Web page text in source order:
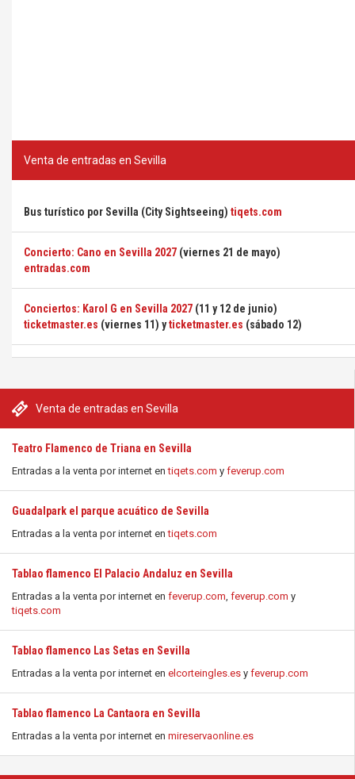
Venta de entradas en Sevilla
Teatro Flamenco de Triana en Sevilla
Entradas a la venta por internet entiqets.com y feverup.com
Guadalpark el parque acuático de Sevilla
Entradas a la venta por internet entiqets.com
Tablao flamenco El Palacio Andaluz en Sevilla
Entradas a la venta por internet en feverup.com, feverup.com y
tiqets.com
Tablao flamenco Las Setas en Sevilla
Entradas a la venta por internet en elcorteingles.es y feverup.com
Tablao flamenco La Cantaora en Sevilla
Entradas a la venta por internet en mireservaonline.es
Venta de entradas en Sevilla
Bus turístico por Sevilla (City Sightseeing) tiqets.com
Concierto: Cano en Sevilla 2027 (viernes 21 de mayo)
entradas.com
Conciertos: Karol G en Sevilla 2027 (11 y 12 de junio)
ticketmaster.es (viernes 11) yticketmaster.es (sábado 12)